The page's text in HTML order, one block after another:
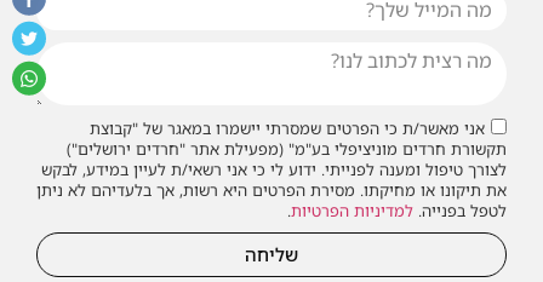
אני מאשר/ת כי הפרטים שמסרתי יישמרו במאגר של "קבוצת
תקשורת חרדים מוניציפלי בע"מ" (מפעילת אתר "חרדים ירושלים")
לצורך טיפול ומענה לפנייתי. ידוע לי כי אני רשאי/ת לעיין במידע, לבקש
את תיקונו או מחיקתו. מסירת הפרטים היא רשות, אך בלעדיהם לא ניתן
לטפל בפנייה. למדיניות הפרטיות.
שליחה